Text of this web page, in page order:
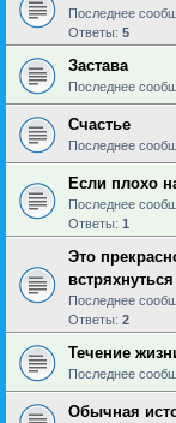
Последнее
Ответы: 5
Застава
Последнее
Счастье
Последнее
Если плохо
Последнее
Ответы: 1
Это
встряхнуться
Последнее
Ответы: 2
Течение
Последнее
Обычная